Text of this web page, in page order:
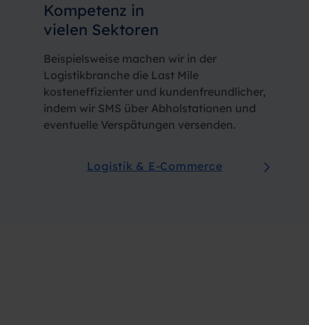
Kompetenz in
vielen Sektoren
Beispielsweise machen wir in der
Logistikbranche die Last Mile
kosteneffizienter und kundenfreundlicher,
indem wir SMS über Abholstationen und
eventuelle Verspätungen versenden.
Logistik & E-Commerce